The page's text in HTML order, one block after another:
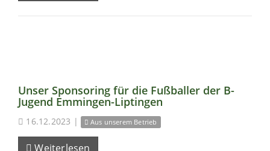
Unser Sponsoring für die Fußballer der B-
Jugend Emmingen-Liptingen
16.12.2023 | Aus unserem Betrieb
Weiterlesen